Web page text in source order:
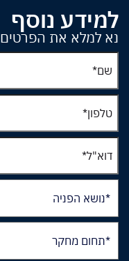
למידע נוסף
נא למלא את הפרטים